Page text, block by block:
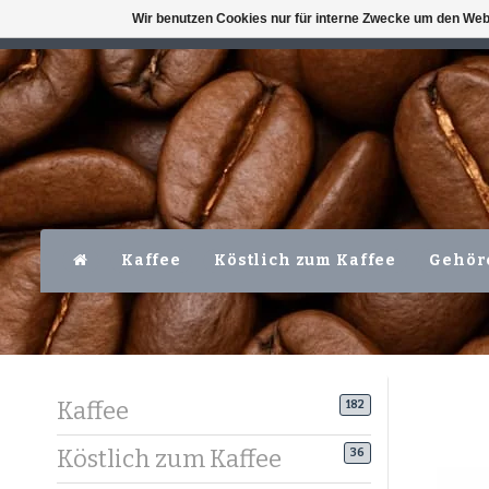
VERFÜGBAR MO-FR VOR 16 UHR
Kaffee Köstlich zum Kaffee
Kaffee 182
Köstlich zum Kaffee 36
Wir benutzen Cookies nur für interne Zwecke um den